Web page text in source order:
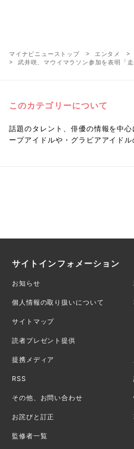
マイナビニューストップ エンタメ
武井咲、マウイマラソン参加を表明「
このカテゴリーについて
話題のタレント、俳優の情報を中
ープアイドルや・グラビアアイドル
サイトインフォメーション
お知らせ
個人情報の取り扱いについて
サイトマップ
読者プレゼント提供
提携メディア
RSS
その他、お問い合わせ
お詫びと訂正
監修者一覧